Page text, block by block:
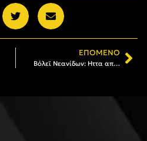
ΕΠΌΜΕΝΟ
Βόλεϊ Νεανίδων: Ηττα από τη ΔΕΚΑ στον Εύοσμο, για το 1-1 στην έδρα μας τη Δευτέρα 16/2